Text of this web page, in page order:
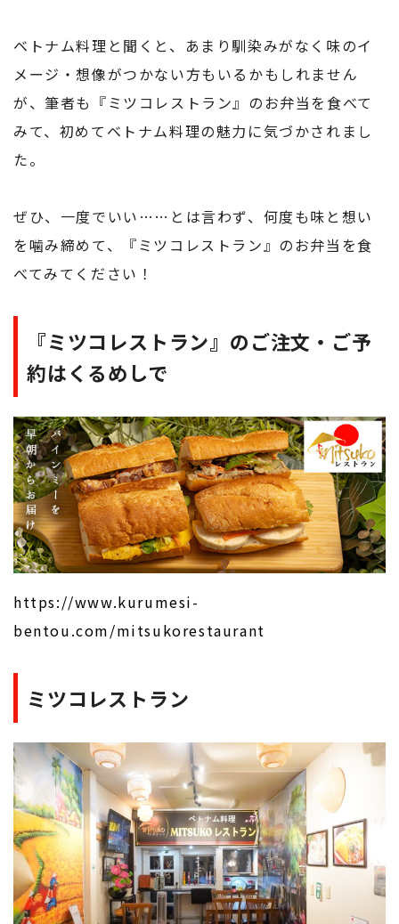
ベトナム料理と聞くと、あまり馴染みがなく味のイ
メージ・想像がつかない方もいるかもしれません
が、筆者も『ミツコレストラン』のお弁当を食べて
みて、初めてベトナム料理の魅力に気づかされまし
た。
ぜひ、一度でいい……とは言わず、何度も味と想い
を噛み締めて、『ミツコレストラン』のお弁当を食
べてみてください！
『ミツコレストラン』のご注文・ご予
約はくるめしで
https://www.kurumesi-
bentou.com/mitsukorestaurant
ミツコレストラン